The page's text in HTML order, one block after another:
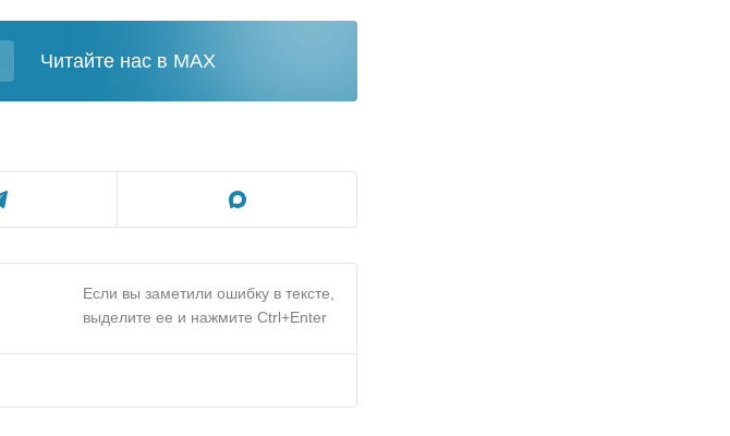
Читайте нас в MAX
Если вы заметили ошибку в тексте,
выделите ее и нажмите Ctrl+Enter